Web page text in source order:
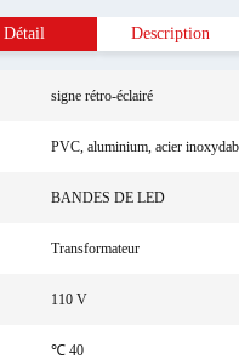
Détail Description
signe rétro-éclairé
PVC, aluminium, acier
BANDES DE LED
Transformateur
110 V
℃ 40